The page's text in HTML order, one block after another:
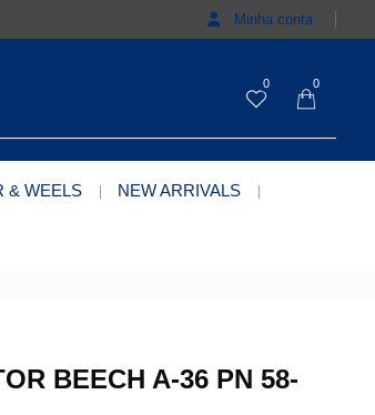
Minha conta
0 0
& WEELS NEW ARRIVALS
BEECH A-36 PN 58-